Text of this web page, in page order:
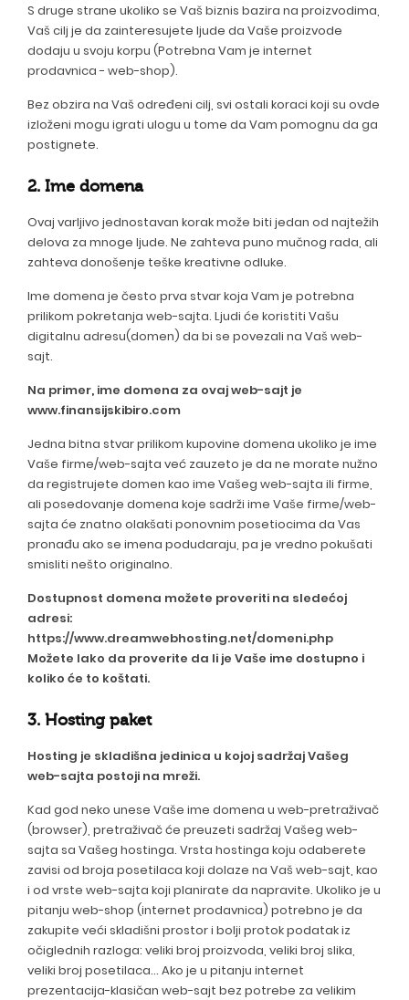
S druge strane ukoliko se Vaš biznis bazira na proizvodima,
Vaš cilj je da zainteresujete ljude da Vaše proizvode
dodaju u svoju korpu (Potrebna Vam je internet
prodavnica - web-shop).
Bez obzira na Vaš određeni cilj, svi ostali koraci koji su ovde
izloženi mogu igrati ulogu u tome da Vam pomognu da ga
postignete.
2. Ime domena
Ovaj varljivo jednostavan korak može biti jedan od najtežih
delova za mnoge ljude. Ne zahteva puno mučnog rada, ali
zahteva donošenje teške kreativne odluke.
Ime domena je često prva stvar koja Vam je potrebna
prilikom pokretanja web-sajta. Ljudi će koristiti Vašu
digitalnu adresu(domen) da bi se povezali na Vaš web-
sajt.
Na primer, ime domena za ovaj web-sajt je
www.finansijskibiro.com
Jedna bitna stvar prilikom kupovine domena ukoliko je ime
Vaše firme/web-sajta već zauzeto je da ne morate nužno
da registrujete domen kao ime Vašeg web-sajta ili firme,
ali posedovanje domena koje sadrži ime Vaše firme/web-
sajta će znatno olakšati ponovnim posetiocima da Vas
pronađu ako se imena podudaraju, pa je vredno pokušati
smisliti nešto originalno.
Dostupnost domena možete proveriti na sledećoj
adresi:
https://www.dreamwebhosting.net/domeni.php
Možete lako da proverite da li je Vaše ime dostupno i
koliko će to koštati.
3. Hosting paket
Hosting je skladišna jedinica u kojoj sadržaj Vašeg
web-sajta postoji na mreži.
Kad god neko unese Vaše ime domena u web-pretraživač
(browser), pretraživač će preuzeti sadržaj Vašeg web-
sajta sa Vašeg hostinga. Vrsta hostinga koju odaberete
zavisi od broja posetilaca koji dolaze na Vaš web-sajt, kao
i od vrste web-sajta koji planirate da napravite. Ukoliko je u
pitanju web-shop (internet prodavnica) potrebno je da
zakupite veći skladišni prostor i bolji protok podatak iz
očiglednih razloga: veliki broj proizvoda, veliki broj slika,
veliki broj posetilaca... Ako je u pitanju internet
prezentacija-klasičan web-sajt bez potrebe za velikim